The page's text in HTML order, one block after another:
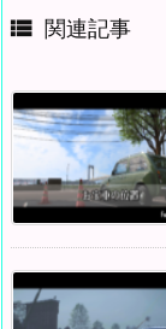
 関連記事